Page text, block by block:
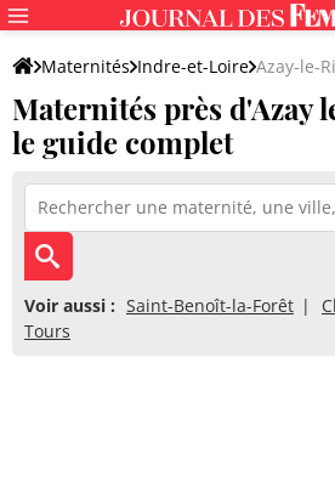
Maternités Indre-et-Loire Azay-le-
Maternités près d'Azay
le guide complet
Voir aussi : Saint-Benoît-la-Forêt
Tours